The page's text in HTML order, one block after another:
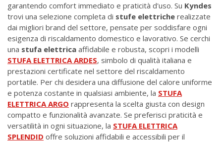
garantendo comfort immediato e praticità d'uso. Su Kyndes
trovi una selezione completa di stufe elettriche realizzate
dai migliori brand del settore, pensate per soddisfare ogni
esigenza di riscaldamento domestico e lavorativo. Se cerchi
una stufa elettrica affidabile e robusta, scopri i modelli
STUFA ELETTRICA ARDES, simbolo di qualità italiana e
prestazioni certificate nel settore del riscaldamento
portatile. Per chi desidera una diffusione del calore uniforme
e potenza costante in qualsiasi ambiente, la STUFA
ELETTRICA ARGO rappresenta la scelta giusta con design
compatto e funzionalità avanzate. Se preferisci praticità e
versatilità in ogni situazione, la STUFA ELETTRICA
SPLENDID offre soluzioni affidabili e accessibili per il